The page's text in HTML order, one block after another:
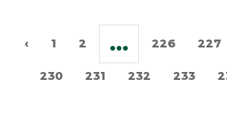
‹ 1 2 ... 226 227
230 231 232 233